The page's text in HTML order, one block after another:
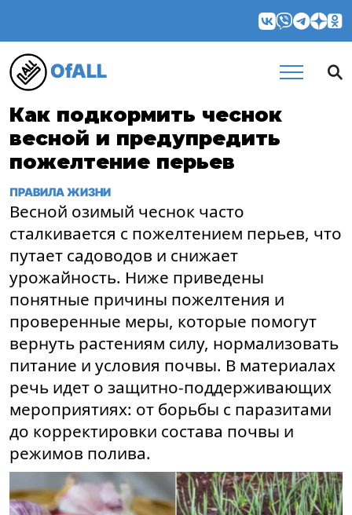
OfALL
Как подкормить чеснок
весной и предупредить
пожелтение перьев
ПРАВИЛА ЖИЗНИ
Весной озимый чеснок часто
сталкивается с пожелтением перьев, что
путает садоводов и снижает
урожайность. Ниже приведены
понятные причины пожелтения и
проверенные меры, которые помогут
вернуть растениям силу, нормализовать
питание и условия почвы. В материалах
речь идет о защитно-поддерживающих
мероприятиях: от борьбы с паразитами
до корректировки состава почвы и
режимов полива.